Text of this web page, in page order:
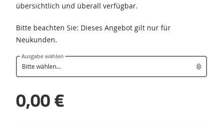
übersichtlich und überall verfügbar.
Bitte beachten Sie: Dieses Angebot gilt nur für
Neukunden.
Ausgabe wählen
0,00 €